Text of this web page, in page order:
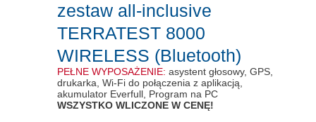
zestaw all-inclusive
TERRATEST 8000
WIRELESS (Bluetooth)
PEŁNE WYPOSAŻENIE: asystent głosowy, GPS,
drukarka, Wi-Fi do połączenia z aplikacją,
akumulator Everfull, Program na PC
WSZYSTKO WLICZONE W CENĘ!